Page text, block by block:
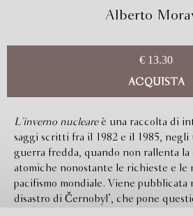
Alberto
€ 13.30
ACQUISTA
L’inverno nucleareè una raccolta di
saggi scritti fra il 1982 e il 1985, negli
guerra fredda, quando non rallenta la
atomiche nonostante le richieste e le
pacifismo mondiale. Viene pubblicata
disastro di Černobyl’, che pone